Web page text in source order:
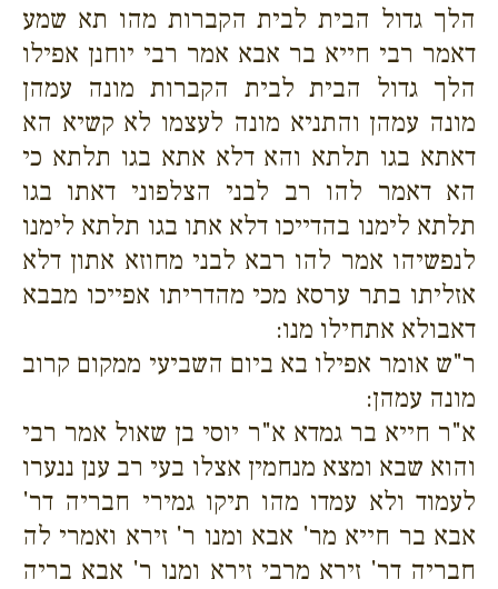
הלך גדול הבית לבית הקברות מהו תא שמע
דאמר רבי חייא בר אבא אמר רבי יוחנן אפילו
הלך גדול הבית לבית הקברות מונה עמהן
מונה עמהן והתניא מונה לעצמו לא קשיא הא
דאתא בגו תלתא והא דלא אתא בגו תלתא כי
הא דאמר להו רב לבני הצלפוני דאתו בגו
תלתא לימנו בהדייכו דלא אתו בגו תלתא לימנו
לנפשיהו אמר להו רבא לבני מחוזא אתון דלא
אזליתו בתר ערסא מכי מהדריתו אפייכו מבבא
דאבולא אתחילו מנו:
ר"ש אומר אפילו בא ביום השביעי ממקום קרוב
מונה עמהן:
א"ר חייא בר גמדא א"ר יוסי בן שאול אמר רבי
והוא שבא ומצא מנחמין אצלו בעי רב ענן ננערו
לעמוד ולא עמדו מהו תיקו גמירי חבריה דר'
אבא בר חייא מר' אבא ומנו ר' זירא ואמרי לה
חבריה דר' זירא מרבי זירא ומנו ר' אבא בריה